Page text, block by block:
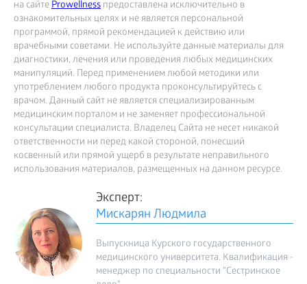
на сайтеProwellness предоставлена исключительно в
ознакомительных целях и не является персональной
программой, прямой рекомендацией к действию или
врачебными советами. Не используйте данные материалы для
диагностики, лечения или проведения любых медицинских
манипуляций. Перед применением любой методики или
употреблением любого продукта проконсультируйтесь с
врачом. Данный сайт не является специализированным
медицинским порталом и не заменяет профессиональной
консультации специалиста. Владелец Сайта не несет никакой
ответственности ни перед какой стороной, понесший
косвенный или прямой ущерб в результате неправильного
использования материалов, размещенных на данном ресурсе.
Эксперт:
Мискарян Людмила
Выпускница Курского государственного
медицинского университета. Квалификация -
менеджер по специальности "Сестринское